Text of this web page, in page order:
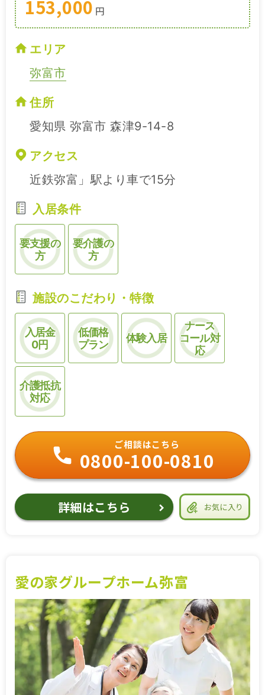
153,000 円
エリア
弥富市
住所
愛知県 弥富市 森津9-14-8
アクセス
近鉄弥富」駅より車で15分
入居条件
要支援の
方
要介護の
方
施設のこだわり・特徴
入居金
0円
低価格
プラン
体験入居
ナース
コール対
応
介護抵抗
対応
お気に入り
ご相談はこちら
0800-100-0810
詳細はこちら
愛の家グループホーム弥富